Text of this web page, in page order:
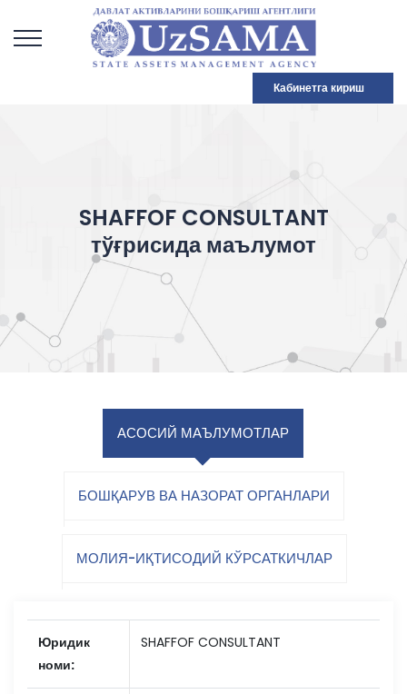
Кабинетга кириш
SHAFFOF CONSULTANT
тўғрисида маълумот
АСОСИЙ МАЪЛУМОТЛАР
БОШҚАРУВ ВА НАЗОРАТ ОРГАНЛАРИ
МОЛИЯ-ИҚТИСОДИЙ КЎРСАТКИЧЛАР
Юридик
номи:
SHAFFOF CONSULTANT